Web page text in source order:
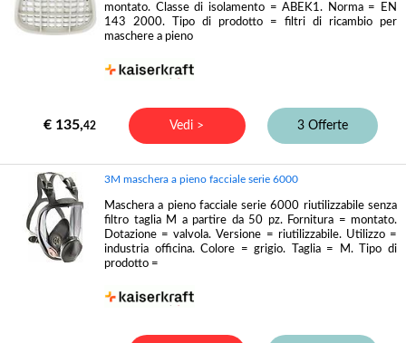
montato. Classe di isolamento = ABEK1. Norma = EN
143 2000. Tipo di prodotto = filtri di ricambio per
maschere a pieno
€ 135,42 Vedi > 3 Offerte
3M maschera a pieno facciale serie 6000
Maschera a pieno facciale serie 6000 riutilizzabile senza
filtro taglia M a partire da 50 pz. Fornitura = montato.
Dotazione = valvola. Versione = riutilizzabile. Utilizzo =
industria officina. Colore = grigio. Taglia = M. Tipo di
prodotto =